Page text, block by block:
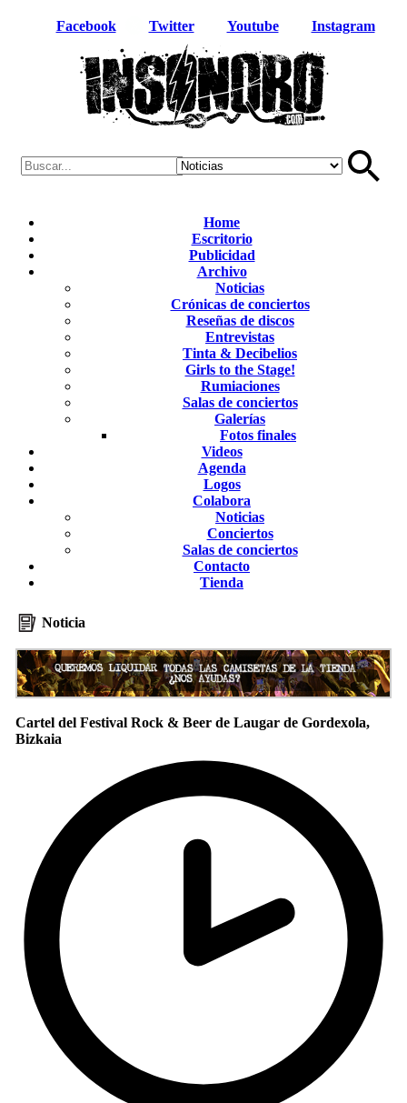
Facebook Twitter Youtube Instagram
Home
Escritorio
Publicidad
Archivo
Noticias
Crónicas de conciertos
Reseñas de discos
Entrevistas
Tinta & Decibelios
Girls to the Stage!
Rumiaciones
Salas de conciertos
Galerías
Fotos finales
Videos
Agenda
Logos
Colabora
Noticias
Conciertos
Salas de conciertos
Contacto
Tienda
Noticia
Cartel del Festival Rock & Beer de Laugar de Gordexola,
Bizkaia